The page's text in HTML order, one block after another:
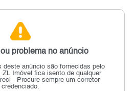
ou problema no anúncio
deste anúncio são fornecidas pelo
ZL Imóvel fica isento de qualquer
- Procure sempre um corretor
credenciado.